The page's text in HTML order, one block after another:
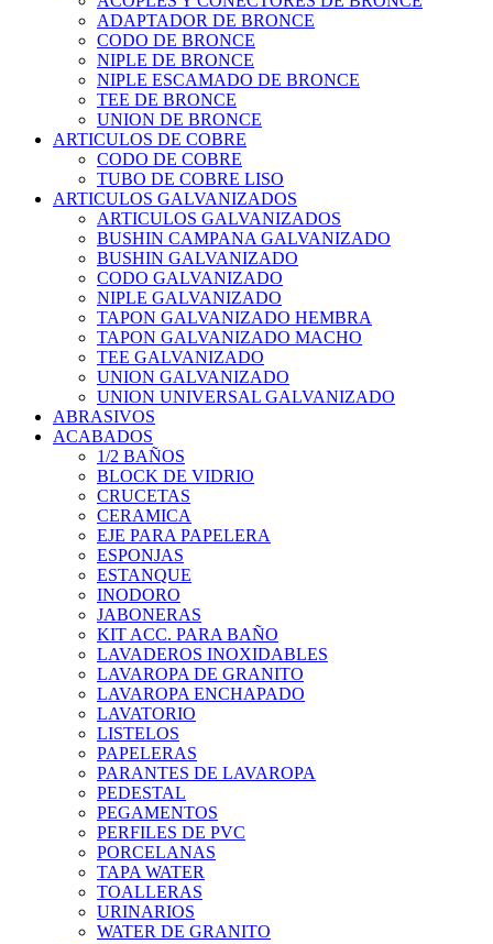
ADAPTADOR DE BRONCE
CODO DE BRONCE
NIPLE DE BRONCE
NIPLE ESCAMADO DE BRONCE
TEE DE BRONCE
UNION DE BRONCE
ARTICULOS DE COBRE
CODO DE COBRE
TUBO DE COBRE LISO
ARTICULOS GALVANIZADOS
ARTICULOS GALVANIZADOS
BUSHIN CAMPANA GALVANIZADO
BUSHIN GALVANIZADO
CODO GALVANIZADO
NIPLE GALVANIZADO
TAPON GALVANIZADO HEMBRA
TAPON GALVANIZADO MACHO
TEE GALVANIZADO
UNION GALVANIZADO
UNION UNIVERSAL GALVANIZADO
ABRASIVOS
ACABADOS
1/2 BAÑOS
BLOCK DE VIDRIO
CRUCETAS
CERAMICA
EJE PARA PAPELERA
ESPONJAS
ESTANQUE
INODORO
JABONERAS
KIT ACC. PARA BAÑO
LAVADEROS INOXIDABLES
LAVAROPA DE GRANITO
LAVAROPA ENCHAPADO
LAVATORIO
LISTELOS
PAPELERAS
PARANTES DE LAVAROPA
PEDESTAL
PEGAMENTOS
PERFILES DE PVC
PORCELANAS
TAPA WATER
TOALLERAS
URINARIOS
WATER DE GRANITO